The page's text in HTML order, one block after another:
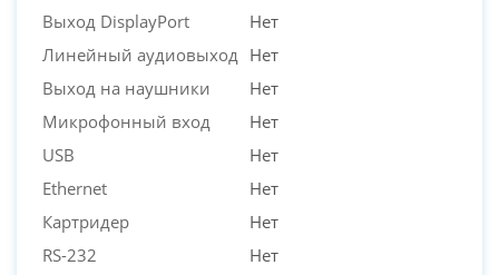
Выход DisplayPort
Нет
Линейный аудиовыход
Нет
Выход на наушники
Нет
Микрофонный вход
Нет
USB
Нет
Ethernet
Нет
Картридер
Нет
RS-232
Нет